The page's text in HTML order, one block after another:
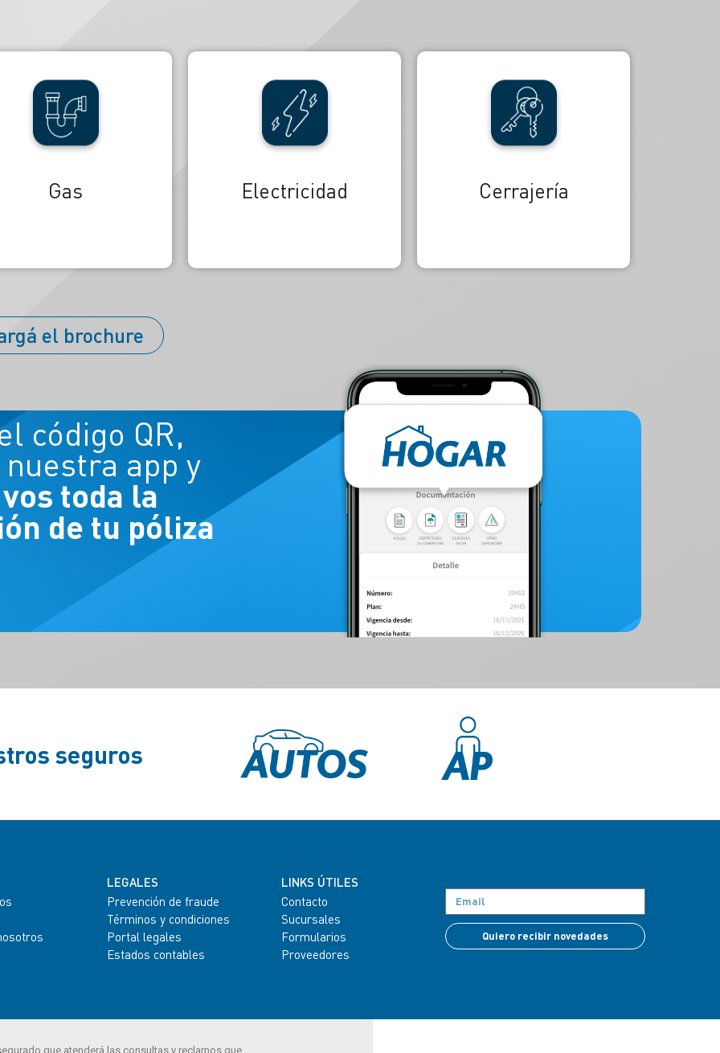
Cerrajería Vidriería
Reembolso de gastos
por alquiler de grupo
el brochure
código QR,
app y
toda la
de tu póliza
seguros
LEGALES
Prevención de fraude
Términos y condiciones
Portal legales
Estados contables
LINKS ÚTILES
Contacto
Sucursales
Formularios
Proveedores
Quiero recibir novedades
que atenderá las consultas y reclamos que